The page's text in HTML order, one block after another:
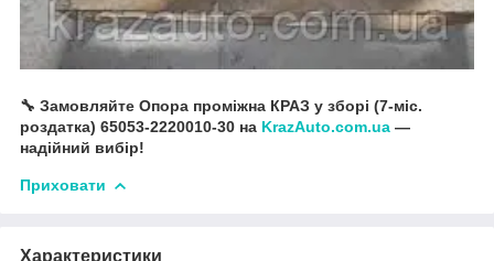
🔧 Замовляйте Опора проміжна КРАЗ у зборі (7-міс.
роздатка) 65053-2220010-30 на KrazAuto.com.ua —
надійний вибір!
Приховати
Характеристики